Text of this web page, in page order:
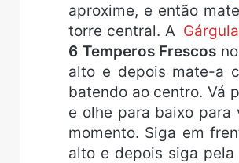
aproxime, e então
torre central. A Gárgula
6 Temperos Frescos
alto e depois mate-a
batendo ao centro. Vá
e olhe para baixo
momento. Siga em
alto e depois siga